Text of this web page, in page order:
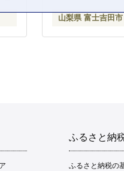
山梨県 富士吉田市
ふるさと納
ふるさと納税の